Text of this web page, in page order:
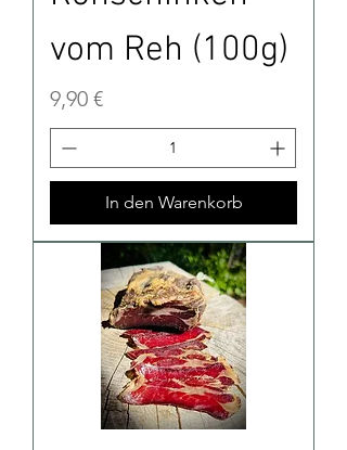
vom Reh (100g)
Preis
9,90 €
In den Warenkorb